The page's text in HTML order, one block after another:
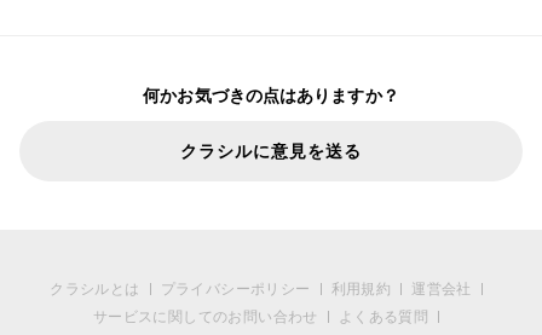
何かお気づきの点はありますか？
クラシルに意見を送る
クラシルとは プライバシーポリシー 利用規約
運営会社
サービスに関してのお問い合わせ
よくある質問